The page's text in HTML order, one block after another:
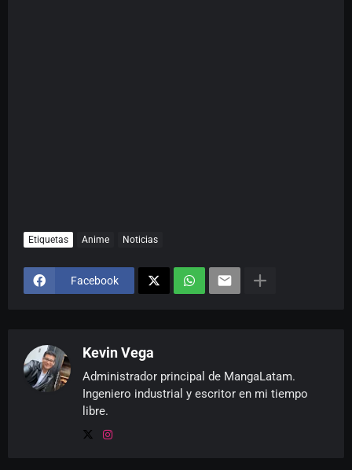
Etiquetas Anime Noticias
Facebook
Kevin Vega
Administrador principal de MangaLatam.
Ingeniero industrial y escritor en mi tiempo
libre.